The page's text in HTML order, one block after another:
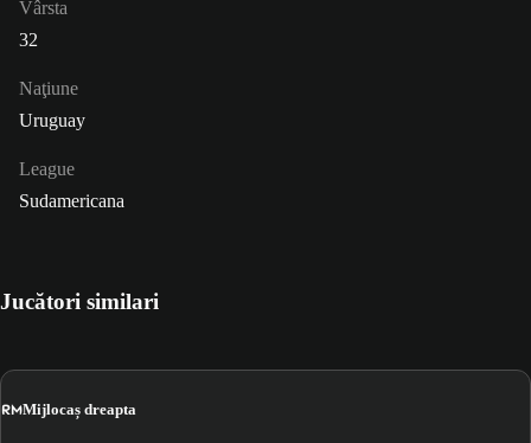
Vârsta
32
Naţiune
Uruguay
League
Sudamericana
Jucători similari
RMMijlocaș dreapta